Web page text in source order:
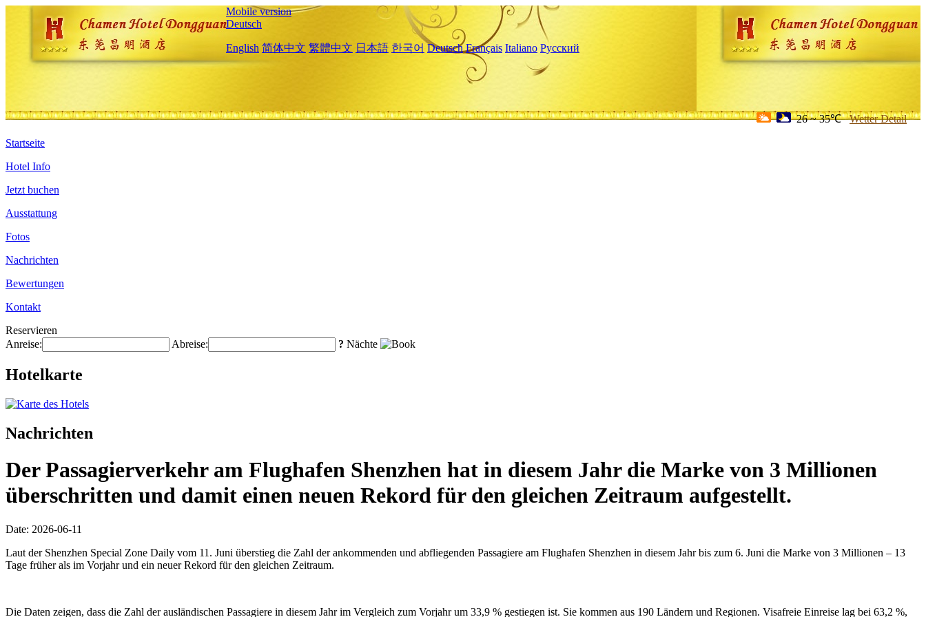
Mobile version
Deutsch
English 简体中文 繁體中文 日本語 한국어 Deutsch Français Italiano Русский
26 ~ 35℃ Wetter Detail
Startseite
Hotel Info
Jetzt buchen
Ausstattung
Fotos
Nachrichten
Bewertungen
Kontakt
Reservieren
Anreise:
Abreise: ? Nächte
Hotelkarte
Nachrichten
Der Passagierverkehr am Flughafen Shenzhen hat in diesem Jahr die Marke von 3 Millionen
überschritten und damit einen neuen Rekord für den gleichen Zeitraum aufgestellt.
Date: 2026-06-11
Laut der Shenzhen Special Zone Daily vom 11. Juni überstieg die Zahl der ankommenden und abfliegenden Passagiere am Flughafen Shenzhen in diesem Jahr bis zum 6. Juni die Marke von 3 Millionen – 13
Tage früher als im Vorjahr und ein neuer Rekord für den gleichen Zeitraum.
Die Daten zeigen, dass die Zahl der ausländischen Passagiere in diesem Jahr im Vergleich zum Vorjahr um 33,9 % gestiegen ist. Sie kommen aus 190 Ländern und Regionen. Visafreie Einreise lag bei 63,2 %,